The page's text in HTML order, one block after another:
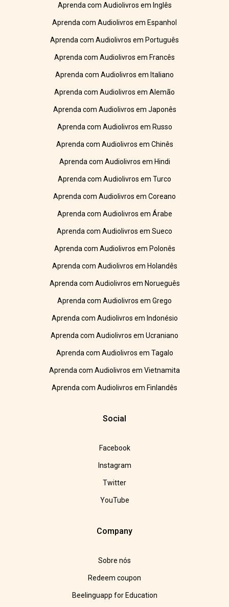
Aprenda com Audiolivros em Inglês
Aprenda com Audiolivros em Espanhol
Aprenda com Audiolivros em Português
Aprenda com Audiolivros em Francês
Aprenda com Audiolivros em Italiano
Aprenda com Audiolivros em Alemão
Aprenda com Audiolivros em Japonês
Aprenda com Audiolivros em Russo
Aprenda com Audiolivros em Chinês
Aprenda com Audiolivros em Hindi
Aprenda com Audiolivros em Turco
Aprenda com Audiolivros em Coreano
Aprenda com Audiolivros em Árabe
Aprenda com Audiolivros em Sueco
Aprenda com Audiolivros em Polonês
Aprenda com Audiolivros em Holandês
Aprenda com Audiolivros em Norueguês
Aprenda com Audiolivros em Grego
Aprenda com Audiolivros em Indonésio
Aprenda com Audiolivros em Ucraniano
Aprenda com Audiolivros em Tagalo
Aprenda com Audiolivros em Vietnamita
Aprenda com Audiolivros em Finlandês
Social
Facebook
Instagram
Twitter
YouTube
Company
Sobre nós
Redeem coupon
Beelinguapp for Education